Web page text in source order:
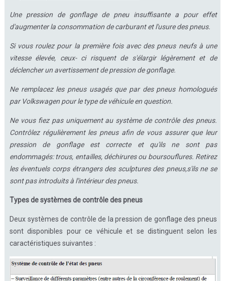
Une pression de gonflage de pneu insuffisante a pour effet
d'augmenter la consommation de carburant et l'usure des pneus.
Si vous roulez pour la première fois avec des pneus neufs à une
vitesse élevée, ceux- ci risquent de s'élargir légèrement et de
déclencher un avertissement de pression de gonflage.
Ne remplacez les pneus usagés que par des pneus homologués
par Volkswagen pour le type de véhicule en question.
Ne vous fiez pas uniquement au système de contrôle des pneus.
Contrôlez régulièrement les pneus afin de vous assurer que leur
pression de gonflage est correcte et qu'ils ne sont pas
endommagés: trous, entailles, déchirures ou boursouflures. Retirez
les éventuels corps étrangers des sculptures des pneus,s'ils ne se
sont pas introduits à l'intérieur des pneus.
Types de systèmes de contrôle des pneus
Deux systèmes de contrôle de la pression de gonflage des pneus
sont disponibles pour ce véhicule et se distinguent selon les
caractéristiques suivantes :